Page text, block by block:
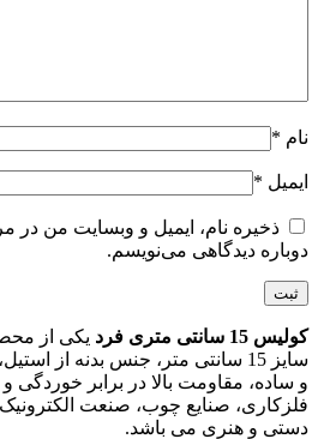
نام *
ایمیل *
ذخیره نام، ایمیل و وبسایت من در
دوباره دیدگاهی می‌نویسم.
کولیس 15 سانتی متری فرد
یکی از
سایز 15 سانتی متر، جنس بدنه از
و ساده، مقاومت بالا در برابر
فلزکاری، صنایع چوب، صنعت
دستی و هنری می باشد.